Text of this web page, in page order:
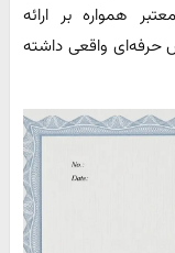
همواره بر ارائه
حرفه‌ای واقعی داشته